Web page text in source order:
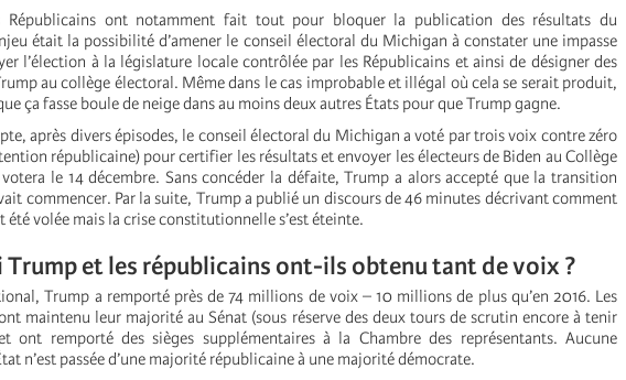
Républicains ont notamment fait tout pour bloquer la publication des résultats du
était la possibilité d’amener le conseil électoral du Michigan à constater une impasse
l’élection à la législature locale contrôlée par les Républicains et ainsi de désigner des
au collège électoral. Même dans le cas improbable et illégal où cela se serait produit,
ça fasse boule de neige dans au moins deux autres États pour que Trump gagne.
après divers épisodes, le conseil électoral du Michigan a voté par trois voix contre zéro
républicaine) pour certifier les résultats et envoyer les électeurs de Biden au Collège
le 14 décembre. Sans concéder la défaite, Trump a alors accepté que la transition
commencer. Par la suite, Trump a publié un discours de 46 minutes décrivant comment
été volée mais la crise constitutionnelle s’est éteinte.
Trump et les républicains ont-ils obtenu tant de voix ?
Trump a remporté près de 74 millions de voix – 10 millions de plus qu’en 2016. Les
maintenu leur majorité au Sénat (sous réserve des deux tours de scrutin encore à tenir
ont remporté des sièges supplémentaires à la Chambre des représentants. Aucune
n’est passée d’une majorité républicaine à une majorité démocrate.